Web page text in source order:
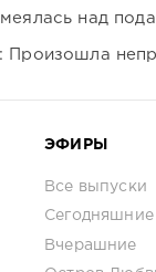
над
ЭФИРЫ
Все выпуски
Сегодняшние
Вчерашние